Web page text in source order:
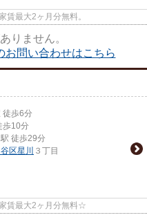
賃最大2ヶ月分無料。
りません。
お問い合わせはこちら
徒歩6分
歩10分
駅 徒歩29分
区星川 ３丁目
賃最大2ヶ月分無料☆